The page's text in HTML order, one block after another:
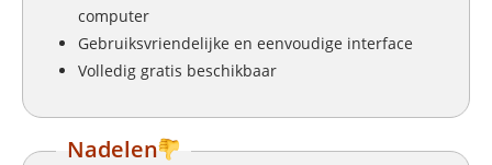
computer
Gebruiksvriendelijke en eenvoudige interface
Volledig gratis beschikbaar
Nadelen